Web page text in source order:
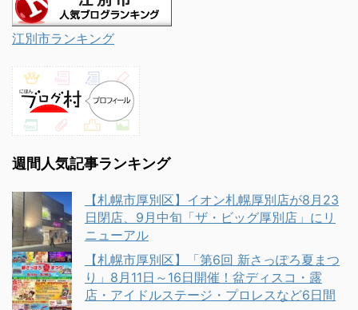
江別市ランキング
週間人気記事ランキング
【札幌市厚別区】イオン札幌厚別店が8月23
日閉店、9月中旬「ザ・ビッグ厚別店」にリ
ニューアル
【札幌市厚別区】「第6回 新さっぽろ夏まつ
り」8月11日～16日開催！盆ディスコ・露
店・アイドルステージ・プロレスなど6日間